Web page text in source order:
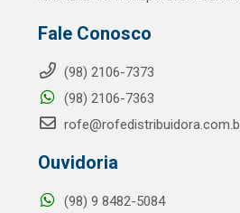
Fale Conosco
(98) 2106-7373
(98) 2106-7363
Ouvidoria
(98) 9 8482-5084